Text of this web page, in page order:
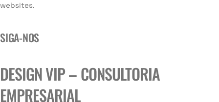
websites.
SIGA-NOS
DESIGN VIP – CONSULTORIA
EMPRESARIAL